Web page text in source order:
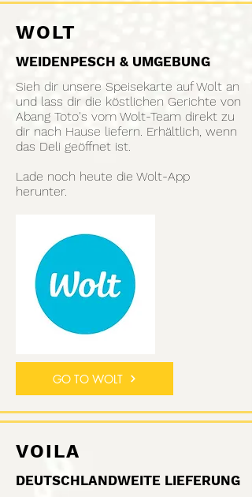
WOLT
WEIDENPESCH & UMGEBUNG
Sieh dir unsere Speisekarte auf Wolt an
und lass dir die köstlichen Gerichte von
Abang Toto's vom Wolt-Team direkt zu
dir nach Hause liefern. Erhältlich, wenn
das Deli geöffnet ist.
Lade noch heute die Wolt-App
herunter.
GO TO WOLT
VOILA
DEUTSCHLANDWEITE LIEFERUNG